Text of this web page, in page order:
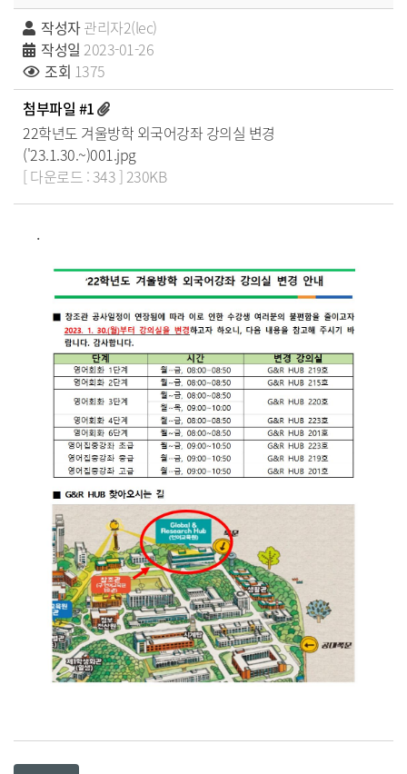
작성자관리자2(lec)
작성일 2023-01-26
조회 1375
첨부파일 #1
22학년도 겨울방학 외국어강좌 강의실 변경
('23.1.30.~)001.jpg
[ 다운로드 : 343 ] 230KB
.